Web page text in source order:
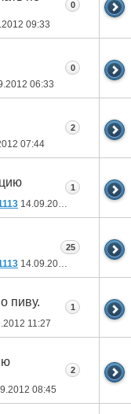
09:33
0
06:33
0
07:44
2
14.09.2012
1
14.09.2012
25
пиву.
11:27
1
08:45
2